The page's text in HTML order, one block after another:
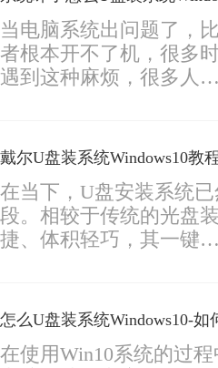
当电脑系统出问题了，
者根本开不了机，很多
遇到这种麻烦，很多人
在当下，U盘安装系统
段。相较于传统的光盘
捷、体积轻巧，其一键
怎么U盘装系统Windows10-如
在使用Win10系统的过